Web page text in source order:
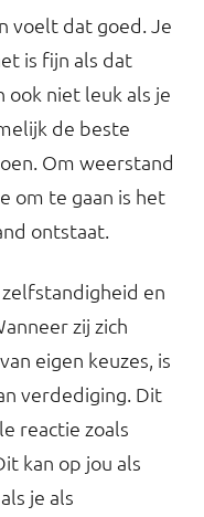
voelt dat goed. Je
is fijn als dat
niet leuk als je
de beste
Om weerstand
om te gaan is het
ontstaat.
en
zij zich
eigen keuzes, is
verdediging. Dit
reactie zoals
kan op jou als
je als